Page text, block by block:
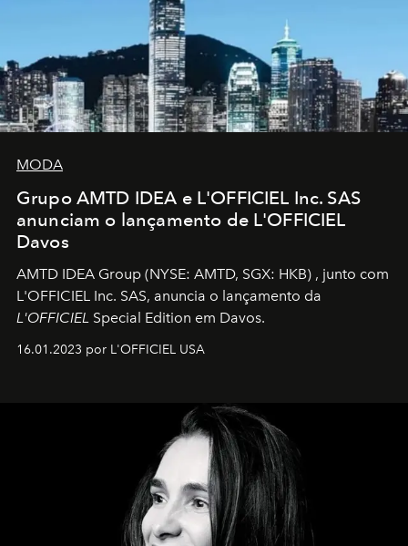
MODA
Grupo AMTD IDEA e L'OFFICIEL Inc. SAS
anunciam o lançamento de L'OFFICIEL
Davos
AMTD IDEA Group (NYSE: AMTD, SGX: HKB) , junto com
L'OFFICIEL Inc. SAS, anuncia o lançamento da
L'OFFICIEL Special Edition em Davos.
16.01.2023 por L'OFFICIEL USA